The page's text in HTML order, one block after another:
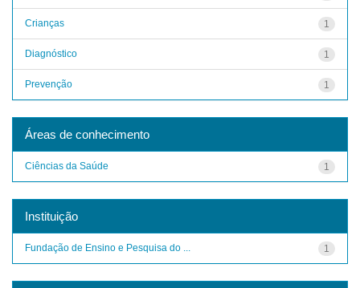
1
Crianças
1
Diagnóstico
1
Prevenção
Áreas de conhecimento
1
Ciências da Saúde
Instituição
1
Fundação de Ensino e Pesquisa do ...